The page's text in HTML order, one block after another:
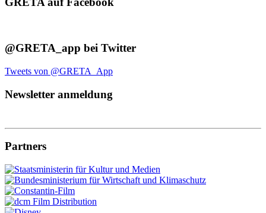
@GRETA_app bei Twitter
Tweets von @GRETA_App
Newsletter anmeldung
Partners